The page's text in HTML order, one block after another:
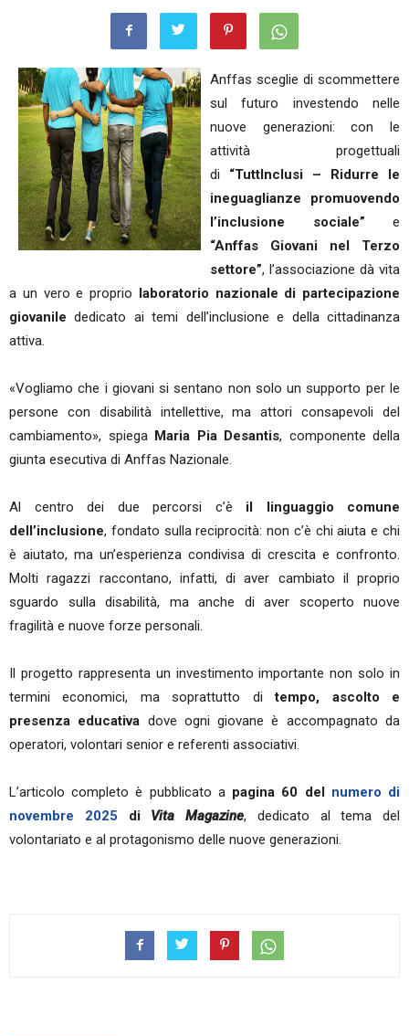
Anffas sceglie di scommettere
sul futuro investendo nelle
nuove generazioni: con le
attività progettuali
di “TuttInclusi – Ridurre le
ineguaglianze promuovendo
l’inclusione sociale” e
“Anffas Giovani nel Terzo
settore”, l’associazione dà vita
a un vero e proprio laboratorio nazionale di partecipazione
giovanile dedicato ai temi dell’inclusione e della cittadinanza
attiva.
«Vogliamo che i giovani si sentano non solo un supporto per le
persone con disabilità intellettive, ma attori consapevoli del
cambiamento», spiega Maria Pia Desantis, componente della
giunta esecutiva di Anffas Nazionale.
Al centro dei due percorsi c’è il linguaggio comune
dell’inclusione, fondato sulla reciprocità: non c’è chi aiuta e chi
è aiutato, ma un’esperienza condivisa di crescita e confronto.
Molti ragazzi raccontano, infatti, di aver cambiato il proprio
sguardo sulla disabilità, ma anche di aver scoperto nuove
fragilità e nuove forze personali.
Il progetto rappresenta un investimento importante non solo in
termini economici, ma soprattutto ditempo, ascolto e
presenza educativa dove ogni giovane è accompagnato da
operatori, volontari senior e referenti associativi.
L’articolo completo è pubblicato a pagina 60 del numero di
novembre 2025 di Vita Magazine, dedicato al tema del
volontariato e al protagonismo delle nuove generazioni.